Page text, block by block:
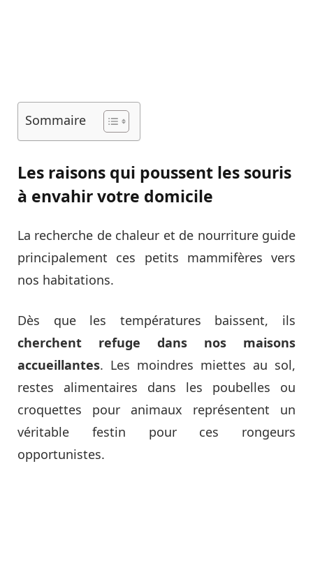
Sommaire
Les raisons qui poussent les souris
à envahir votre domicile
La recherche de chaleur et de nourriture guide
principalement ces petits mammifères vers
nos habitations.
Dès que les températures baissent, ils
cherchent refuge dans nos maisons
accueillantes. Les moindres miettes au sol,
restes alimentaires dans les poubelles ou
croquettes pour animaux représentent un
véritable festin pour ces rongeurs
opportunistes.